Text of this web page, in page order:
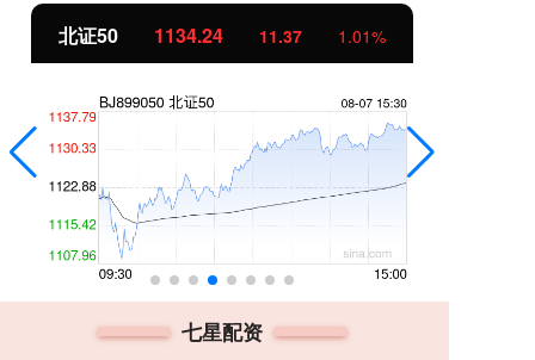
北证50 1134.24 11.37 1.01%
七星配资